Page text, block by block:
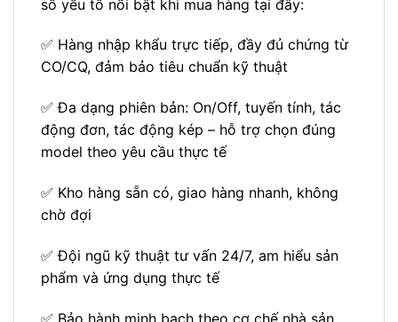
số yếu tố nổi bật khi mua hàng tại đây:
✅ Hàng nhập khẩu trực tiếp, đầy đủ chứng từ
CO/CQ, đảm bảo tiêu chuẩn kỹ thuật
✅ Đa dạng phiên bản: On/Off, tuyến tính, tác
động đơn, tác động kép – hỗ trợ chọn đúng
model theo yêu cầu thực tế
✅ Kho hàng sẵn có, giao hàng nhanh, không
chờ đợi
✅ Đội ngũ kỹ thuật tư vấn 24/7, am hiểu sản
phẩm và ứng dụng thực tế
✅ Bảo hành minh bạch theo cơ chế nhà sản